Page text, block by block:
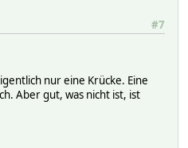
#7
nur eine Krücke. Eine
Aber gut, was nicht ist, ist